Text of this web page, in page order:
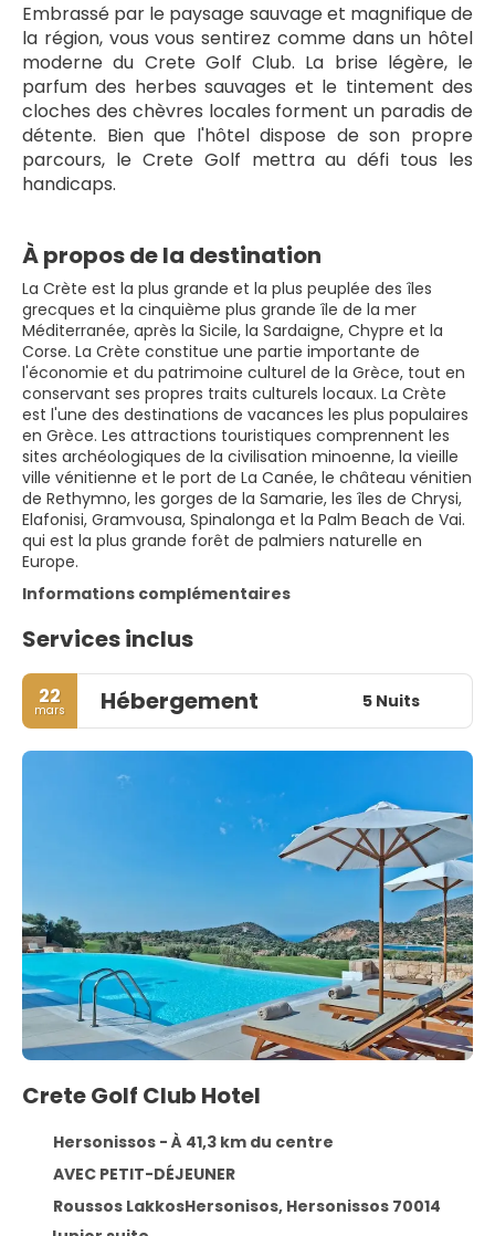
Embrassé par le paysage sauvage et magnifique de
la région, vous vous sentirez comme dans un hôtel
moderne du Crete Golf Club. La brise légère, le
parfum des herbes sauvages et le tintement des
cloches des chèvres locales forment un paradis de
détente. Bien que l'hôtel dispose de son propre
parcours, le Crete Golf mettra au défi tous les
handicaps.
À propos de la destination
La Crète est la plus grande et la plus peuplée des îles
grecques et la cinquième plus grande île de la mer
Méditerranée, après la Sicile, la Sardaigne, Chypre et la
Corse. La Crète constitue une partie importante de
l'économie et du patrimoine culturel de la Grèce, tout en
conservant ses propres traits culturels locaux. La Crète
est l'une des destinations de vacances les plus populaires
en Grèce. Les attractions touristiques comprennent les
sites archéologiques de la civilisation minoenne, la vieille
ville vénitienne et le port de La Canée, le château vénitien
de Rethymno, les gorges de la Samarie, les îles de Chrysi,
Elafonisi, Gramvousa, Spinalonga et la Palm Beach de Vai.
qui est la plus grande forêt de palmiers naturelle en
Europe.
Informations complémentaires
Services inclus
22
mars Hébergement 5 Nuits
Crete Golf Club Hotel
Hersonissos - À 41,3 km du centre
AVEC PETIT-DÉJEUNER
Roussos LakkosHersonisos, Hersonissos 70014